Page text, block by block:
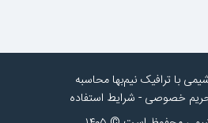
با ترافیک نیم‌بها محاسبه
خصوصی - شرایط استفاده